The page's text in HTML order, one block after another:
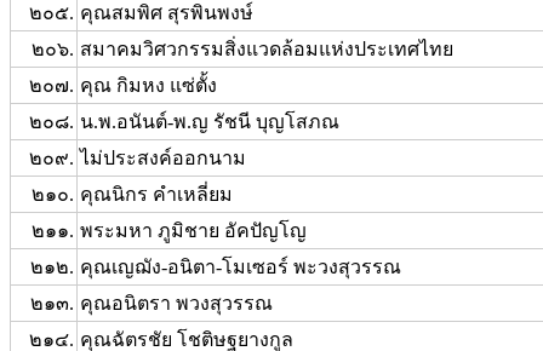
๒๐๕. คุณสมพิศ สุรพินพงษ์
๒๐๖. สมาคมวิศวกรรมสิ่งแวดล้อมแห่งประเทศไทย
๒๐๗. คุณ กิมหง แซ่ตั้ง
๒๐๘. น.พ.อนันต์-พ.ญ รัชนี บุญโสภณ
๒๐๙. ไม่ประสงค์ออกนาม
๒๑๐. คุณนิกร คำเหลี่ยม
๒๑๑. พระมหา ภูมิชาย อัคปัญโญ
๒๑๒. คุณเญฌัง-อนิตา-โมเซอร์ พะวงสุวรรณ
๒๑๓. คุณอนิตรา พวงสุวรรณ
๒๑๔. คุณฉัตรชัย โชติษฐยางกูล